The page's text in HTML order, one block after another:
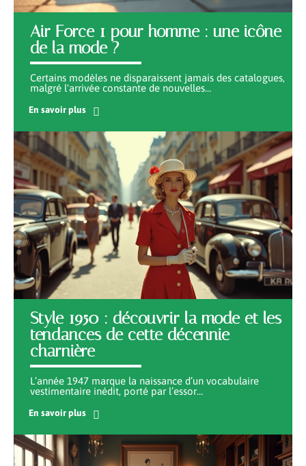
Air Force 1 pour homme : une icône
de la mode ?
Certains modèles ne disparaissent jamais des catalogues,
malgré l'arrivée constante de nouvelles…
En savoir plus
Style 1950 : découvrir la mode et les
tendances de cette décennie
charnière
L’année 1947 marque la naissance d’un vocabulaire
vestimentaire inédit, porté par l’essor…
En savoir plus